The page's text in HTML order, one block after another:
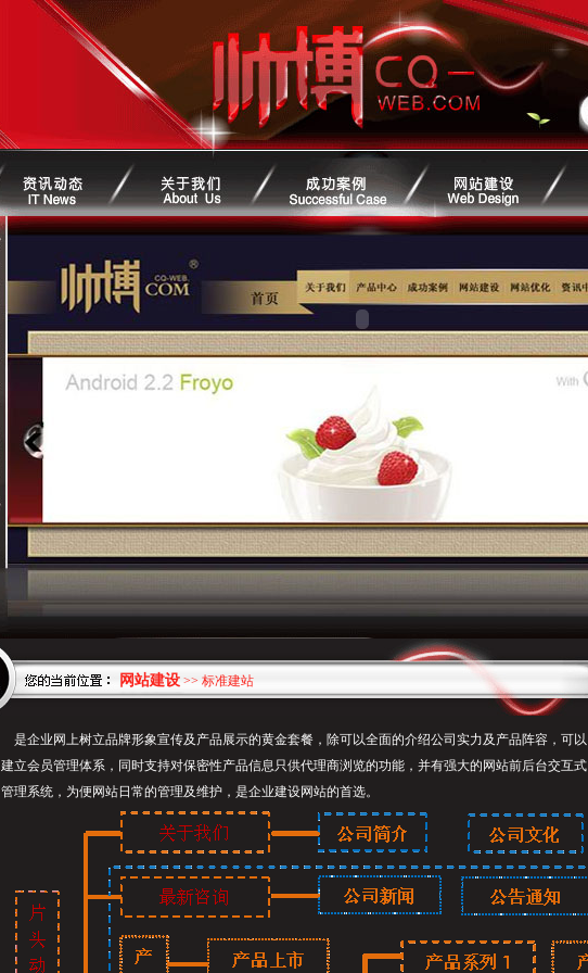
网站建设 >> 标准建站
是企业网上树立品牌形象宣传及产品展示的黄金套餐，除可以全面的介绍公司实力及产品阵容，可以
建立会员管理体系，同时支持对保密性产品信息只供代理商浏览的功能，并有强大的网站前后台交互式
管理系统，为便网站日常的管理及维护，是企业建设网站的首选。